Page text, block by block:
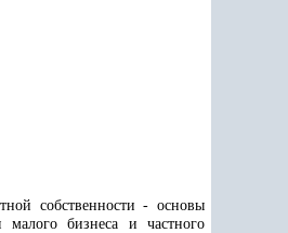
собственности - основы
бизнеса и частного